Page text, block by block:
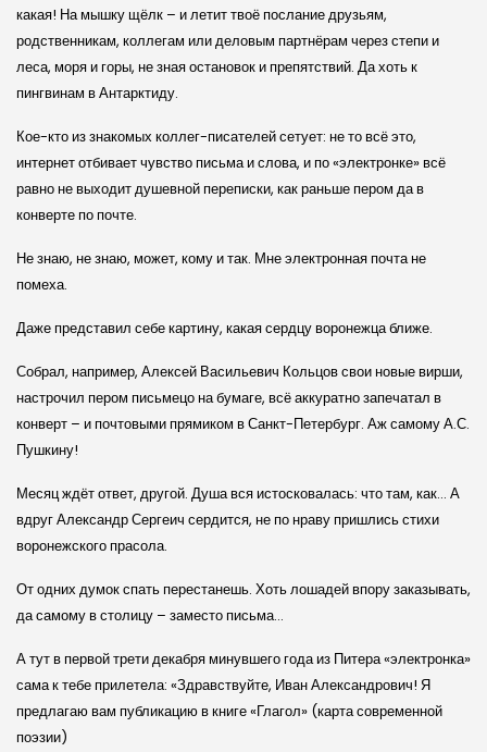
какая! На мышку щёлк – и летит твоё послание друзьям,
родственникам, коллегам или деловым партнёрам через степи и
леса, моря и горы, не зная остановок и препятствий. Да хоть к
пингвинам в Антарктиду.
Кое-кто из знакомых коллег-писателей сетует: не то всё это,
интернет отбивает чувство письма и слова, и по «электронке» всё
равно не выходит душевной переписки, как раньше пером да в
конверте по почте.
Не знаю, не знаю, может, кому и так. Мне электронная почта не
помеха.
Даже представил себе картину, какая сердцу воронежца ближе.
Собрал, например, Алексей Васильевич Кольцов свои новые вирши,
настрочил пером письмецо на бумаге, всё аккуратно запечатал в
конверт – и почтовыми прямиком в Санкт-Петербург. Аж самому А.С.
Пушкину!
Месяц ждёт ответ, другой. Душа вся истосковалась: что там, как… А
вдруг Александр Сергеич сердится, не по нраву пришлись стихи
воронежского прасола.
От одних думок спать перестанешь. Хоть лошадей впору заказывать,
да самому в столицу – заместо письма…
А тут в первой трети декабря минувшего года из Питера «электронка»
сама к тебе прилетела: «Здравствуйте, Иван Александрович! Я
предлагаю вам публикацию в книге «Глагол» (карта современной
поэзии)